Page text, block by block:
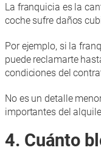
La franquicia es la
coche sufre daños
Por ejemplo, si la
puede reclamarte
condiciones del
No es un detalle
importantes del
4. Cuánto